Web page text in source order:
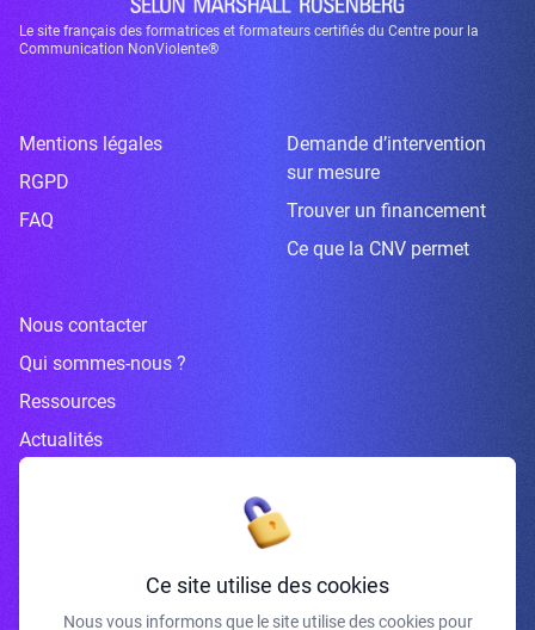
Le site français des formatrices et formateurs certifiés du Centre pour la
Communication NonViolente®
Mentions légales
RGPD
FAQ
Demande d’intervention
sur mesure
Trouver un financement
Ce que la CNV permet
Nous contacter
Qui sommes-nous ?
Ressources
Actualités
Inscrivez-vous à la newsletter
Ce site utilise des cookies
Nous vous informons que le site utilise des cookies pour